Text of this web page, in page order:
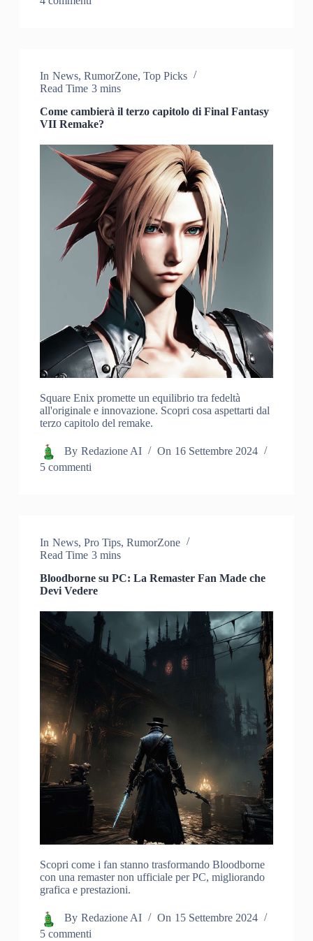
In News, RumorZone, Top Picks
Read Time 3 mins
Come cambierà il terzo capitolo di Final Fantasy
VII Remake?
Square Enix promette un equilibrio tra fedeltà
all'originale e innovazione. Scopri cosa aspettarti dal
terzo capitolo del remake.
By Redazione AI On 16 Settembre 2024
5 commenti
In News, Pro Tips, RumorZone
Read Time 3 mins
Bloodborne su PC: La Remaster Fan Made che
Devi Vedere
Scopri come i fan stanno trasformando Bloodborne
con una remaster non ufficiale per PC, migliorando
grafica e prestazioni.
By Redazione AI On 15 Settembre 2024
5 commenti